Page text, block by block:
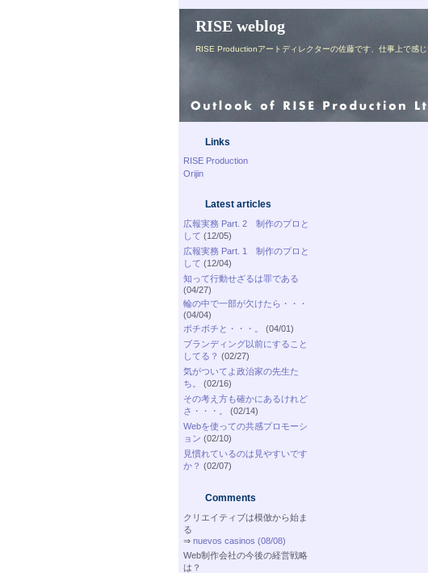
RISE weblog
RISE Productionアートディレクターの佐藤です、仕事上で感
Links
RISE Production
Orijin
Latest articles
広報実務 Part. 2 制作のプロと
して (12/05)
広報実務 Part. 1 制作のプロと
して (12/04)
知って行動せざるは罪である
(04/27)
輪の中で一部が欠けたら・・・
(04/04)
ボチボチと・・・。
(04/01)
ブランディング以前にすること
してる？ (02/27)
気がついてよ政治家の先生た
ち。
(02/16)
その考え方も確かにあるけれど
さ・・・。
(02/14)
Webを使っての共感プロモーシ
ョン (02/10)
見慣れているのは見やすいです
か？ (02/07)
Comments
クリエイティブは模倣から始ま
る
⇒ nuevos casinos (08/08)
Web制作会社の今後の経営戦略
は？